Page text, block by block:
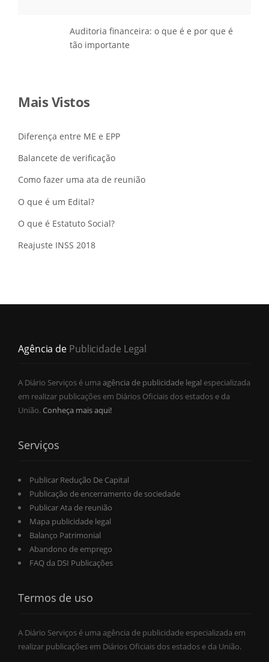
Auditoria financeira: o que é e por que é
tão importante
Mais Vistos
Diferença entre ME e EPP
Balancete de verificação
Como fazer uma ata de reunião
O que é um Edital?
O que é Estatuto Social?
Reajuste INSS 2018
Agência de Publicidade Legal
A Diário Serviços é uma agência de publicidade legal especializada
em realizar publicações em Diários Oficiais dos estados e da
União.Conheça mais aqui!
Serviços
Publicar Redução De Capital
Publicação de encerramento de sociedade
Publicar Ata de reunião
Mapa publicidade legal
Balanço Patrimonial
Abandono de emprego
FAQ da DSI Publicações
Termos de uso
A Diário Serviços é uma agência de publicidade especializada em
realizar publicações em Diários Oficiais dos estados e da União.